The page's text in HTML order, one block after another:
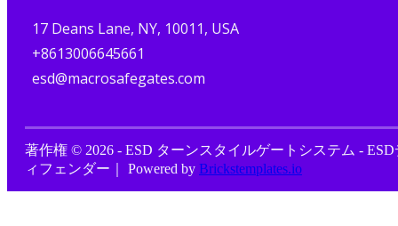
17 Deans Lane, NY, 10011, USA
+8613006645661
esd@macrosafegates.com
著作権 © 2026 - ESD ターンスタイルゲートシステム - ESD
ィフェンダー｜ Powered by Brickstemplates.io